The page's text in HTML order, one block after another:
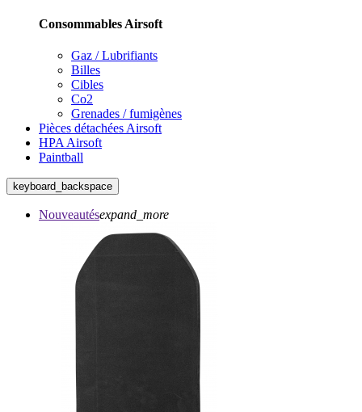
Consommables Airsoft
Gaz / Lubrifiants
Billes
Cibles
Co2
Grenades / fumigènes
Pièces détachées Airsoft
HPA Airsoft
Paintball
keyboard_backspace
Nouveautésexpand_more